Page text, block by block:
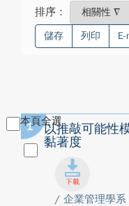
排序：
儲存 列印
本頁全選
1
以推敲可能性
黏著度
/ 企業管理學系